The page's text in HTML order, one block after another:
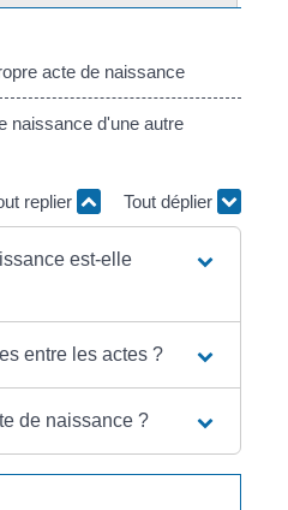
acte de naissance
naissance d'une autre
replier Tout déplier
est-elle
entre les actes ?
de naissance ?